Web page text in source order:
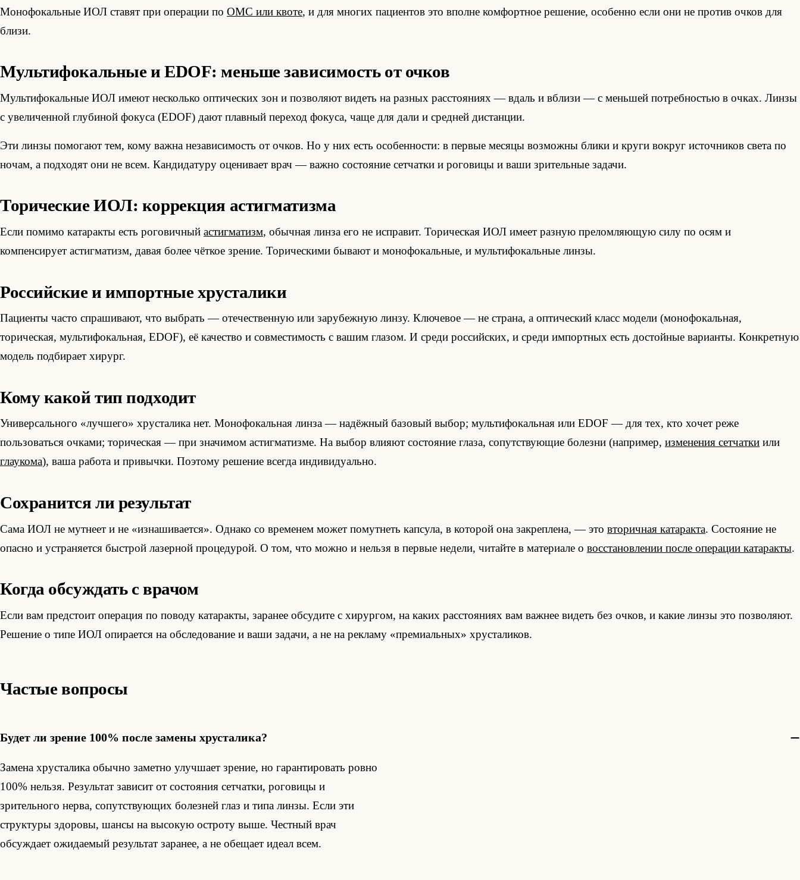
Монофокальные ИОЛ ставят при операции по ОМС или квоте, и для многих пациентов это вполне комфортное решение, особенно если они не против очков для
близи.
Мультифокальные и EDOF: меньше зависимость от очков
Мультифокальные ИОЛ имеют несколько оптических зон и позволяют видеть на разных расстояниях — вдаль и вблизи — с меньшей потребностью в очках. Линзы
с увеличенной глубиной фокуса (EDOF) дают плавный переход фокуса, чаще для дали и средней дистанции.
Эти линзы помогают тем, кому важна независимость от очков. Но у них есть особенности: в первые месяцы возможны блики и круги вокруг источников света по
ночам, а подходят они не всем. Кандидатуру оценивает врач — важно состояние сетчатки и роговицы и ваши зрительные задачи.
Торические ИОЛ: коррекция астигматизма
Если помимо катаракты есть роговичный астигматизм, обычная линза его не исправит. Торическая ИОЛ имеет разную преломляющую силу по осям и
компенсирует астигматизм, давая более чёткое зрение. Торическими бывают и монофокальные, и мультифокальные линзы.
Российские и импортные хрусталики
Пациенты часто спрашивают, что выбрать — отечественную или зарубежную линзу. Ключевое — не страна, а оптический класс модели (монофокальная,
торическая, мультифокальная, EDOF), её качество и совместимость с вашим глазом. И среди российских, и среди импортных есть достойные варианты. Конкретную
модель подбирает хирург.
Кому какой тип подходит
Универсального «лучшего» хрусталика нет. Монофокальная линза — надёжный базовый выбор; мультифокальная или EDOF — для тех, кто хочет реже
пользоваться очками; торическая — при значимом астигматизме. На выбор влияют состояние глаза, сопутствующие болезни (например, изменения сетчатки или
глаукома), ваша работа и привычки. Поэтому решение всегда индивидуально.
Сохранится ли результат
Сама ИОЛ не мутнеет и не «изнашивается». Однако со временем может помутнеть капсула, в которой она закреплена, — это вторичная катаракта. Состояние не
опасно и устраняется быстрой лазерной процедурой. О том, что можно и нельзя в первые недели, читайте в материале о восстановлении после операции катаракты.
Когда обсуждать с врачом
Если вам предстоит операция по поводу катаракты, заранее обсудите с хирургом, на каких расстояниях вам важнее видеть без очков, и какие линзы это позволяют.
Решение о типе ИОЛ опирается на обследование и ваши задачи, а не на рекламу «премиальных» хрусталиков.
Частые вопросы
Будет ли зрение 100% после замены хрусталика?
Замена хрусталика обычно заметно улучшает зрение, но гарантировать ровно
100% нельзя. Результат зависит от состояния сетчатки, роговицы и
зрительного нерва, сопутствующих болезней глаз и типа линзы. Если эти
структуры здоровы, шансы на высокую остроту выше. Честный врач
обсуждает ожидаемый результат заранее, а не обещает идеал всем.